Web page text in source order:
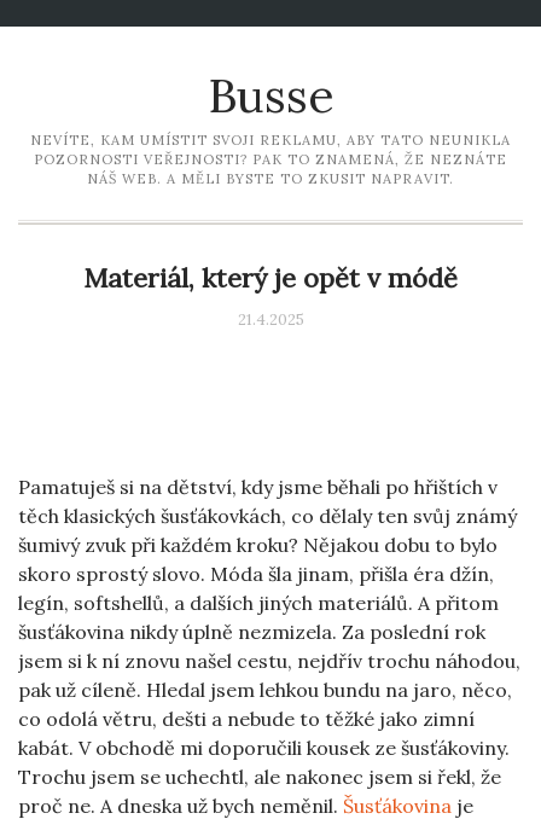
Busse
NEVÍTE, KAM UMÍSTIT SVOJI REKLAMU, ABY TATO NEUNIKLA
POZORNOSTI VEŘEJNOSTI? PAK TO ZNAMENÁ, ŽE NEZNÁTE
NÁŠ WEB. A MĚLI BYSTE TO ZKUSIT NAPRAVIT.
Materiál, který je opět v módě
21.4.2025
Pamatuješ si na dětství, kdy jsme běhali po hřištích v
těch klasických šusťákovkách, co dělaly ten svůj známý
šumivý zvuk při každém kroku? Nějakou dobu to bylo
skoro sprostý slovo. Móda šla jinam, přišla éra džín,
legín, softshellů, a dalších jiných materiálů. A přitom
šusťákovina nikdy úplně nezmizela. Za poslední rok
jsem si k ní znovu našel cestu, nejdřív trochu náhodou,
pak už cíleně. Hledal jsem lehkou bundu na jaro, něco,
co odolá větru, dešti a nebude to těžké jako zimní
kabát. V obchodě mi doporučili kousek ze šusťákoviny.
Trochu jsem se uchechtl, ale nakonec jsem si řekl, že
proč ne. A dneska už bych neměnil. Šusťákovina je